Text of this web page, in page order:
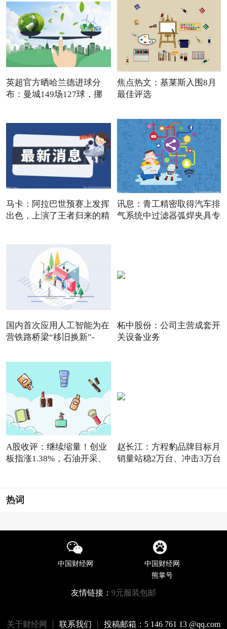
英超官方晒哈兰德进球分
布：曼城149场127球，挪
焦点热文：基莱斯入围8月
最佳评选
马卡：阿拉巴世预赛上发挥
出色，上演了王者归来的精
讯息：青工精密取得汽车排
气系统中过滤器弧焊夹具专
国内首次应用人工智能为在
营铁路桥梁“移旧换新”-
柘中股份：公司主营成套开
关设备业务
A股收评：继续缩量！创业
板指涨1.38%，石油开采、
赵长江：方程豹品牌目标月
销量站稳2万台、冲击3万台
热词
中国财经网
中国财经网
熊掌号
友情链接： 9元服装包邮
关于财经网 ┊ 联系我们 ┊ 投稿邮箱：5 146 761 13 @qq.com